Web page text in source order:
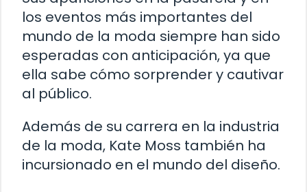
los eventos más importantes del
mundo de la moda siempre han sido
esperadas con anticipación, ya que
ella sabe cómo sorprender y cautivar
al público.
Además de su carrera en la industria
de la moda, Kate Moss también ha
incursionado en el mundo del diseño.